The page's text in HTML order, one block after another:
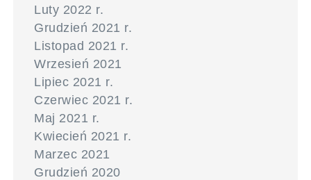
Luty 2022 r.
Grudzień 2021 r.
Listopad 2021 r.
Wrzesień 2021
Lipiec 2021 r.
Czerwiec 2021 r.
Maj 2021 r.
Kwiecień 2021 r.
Marzec 2021
Grudzień 2020